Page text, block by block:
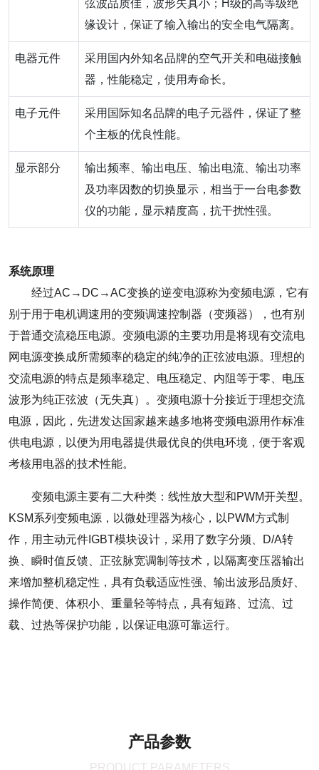
弦波品质佳，波形失真小；H级的高等级绝
缘设计，保证了输入输出的安全电气隔离。
电器元件
采用国内外知名品牌的空气开关和电磁接触
器，性能稳定，使用寿命长。
电子元件
采用国际知名品牌的电子元器件，保证了整
个主板的优良性能。
显示部分
输出频率、输出电压、输出电流、输出功率
及功率因数的切换显示，相当于一台电参数
仪的功能，显示精度高，抗干扰性强。
系统原理
经过AC→DC→AC变换的逆变电源称为变频电源，它有
别于用于电机调速用的变频调速控制器（变频器），也有别
于普通交流稳压电源。变频电源的主要功用是将现有交流电
网电源变换成所需频率的稳定的纯净的正弦波电源。理想的
交流电源的特点是频率稳定、电压稳定、内阻等于零、电压
波形为纯正弦波（无失真）。变频电源十分接近于理想交流
电源，因此，先进发达国家越来越多地将变频电源用作标准
供电电源，以便为用电器提供最优良的供电环境，便于客观
考核用电器的技术性能。
变频电源主要有二大种类：线性放大型和PWM开关型。
KSM系列变频电源，以微处理器为核心，以PWM方式制
作，用主动元件IGBT模块设计，采用了数字分频、D/A转
换、瞬时值反馈、正弦脉宽调制等技术，以隔离变压器输出
来增加整机稳定性，具有负载适应性强、输出波形品质好、
操作简便、体积小、重量轻等特点，具有短路、过流、过
载、过热等保护功能，以保证电源可靠运行。
产品参数